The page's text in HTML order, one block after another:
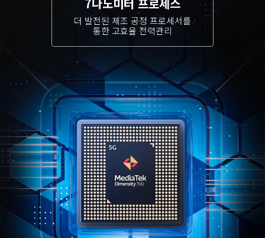
더 발전된 제조 공정 프로세서를